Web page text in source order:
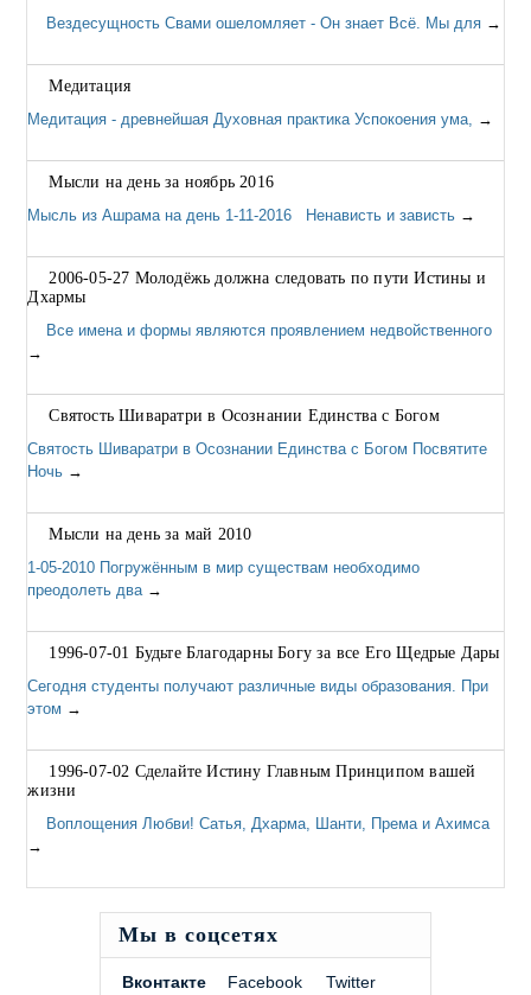
Вездесущность Свами ошеломляет - Он знает Всё. Мы для →
Медитация
Медитация - древнейшая Духовная практика Успокоения ума, →
Мысли на день за ноябрь 2016
Мысль из Ашрама на день 1-11-2016 Ненависть и зависть →
2006-05-27 Молодёжь должна следовать по пути Истины и
Дхармы
Все имена и формы являются проявлением недвойственного
→
Святость Шиваратри в Осознании Единства с Богом
Святость Шиваратри в Осознании Единства с Богом Посвятите
Ночь →
Мысли на день за май 2010
1-05-2010 Погружённым в мир существам необходимо
преодолеть два→
1996-07-01 Будьте Благодарны Богу за все Его Щедрые Дары
Сегодня студенты получают различные виды образования. При
этом →
1996-07-02 Сделайте Истину Главным Принципом вашей
жизни
Воплощения Любви! Сатья, Дхарма, Шанти, Према и Ахимса
→
Мы в соцсетях
Вконтакте Facebook Twitter